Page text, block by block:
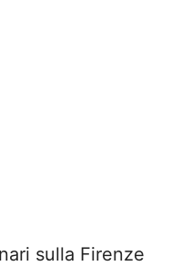
sulla Firenze